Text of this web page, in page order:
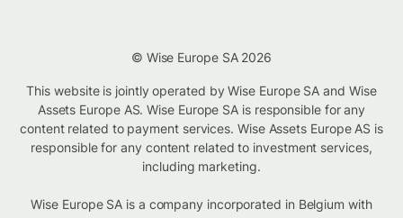
© Wise Europe SA 2026
This website is jointly operated by Wise Europe SA and Wise
Assets Europe AS. Wise Europe SA is responsible for any
content related to payment services. Wise Assets Europe AS is
responsible for any content related to investment services,
including marketing.
Wise Europe SA is a company incorporated in Belgium with